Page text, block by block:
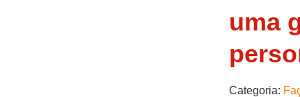
uma
Categoria: